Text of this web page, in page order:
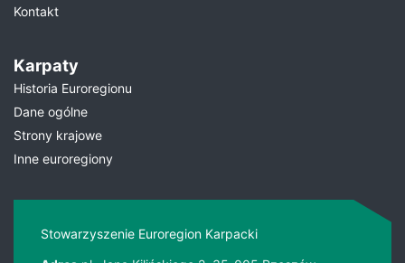
Kontakt
Karpaty
Historia Euroregionu
Dane ogólne
Strony krajowe
Inne euroregiony
Stowarzyszenie Euroregion Karpacki